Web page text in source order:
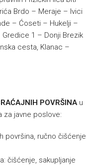
Brdo – Meraje – Ivici
– Ćoseti – Hukelji –
Gredice 1 – Donji Brezik
cesta, Klanac –
POVRŠINAu
za javne poslove:
površina, ručno čišćenje
čišćenje, sakupljanje